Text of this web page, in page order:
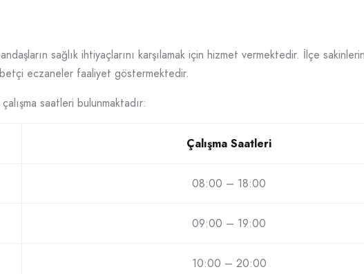
sağlık ihtiyaçlarını karşılamak için hizmet vermektedir. İlçe
eczaneler faaliyet göstermektedir.
saatleri bulunmaktadır:
Çalışma Saatleri
08:00 – 18:00
09:00 – 19:00
10:00 – 20:00